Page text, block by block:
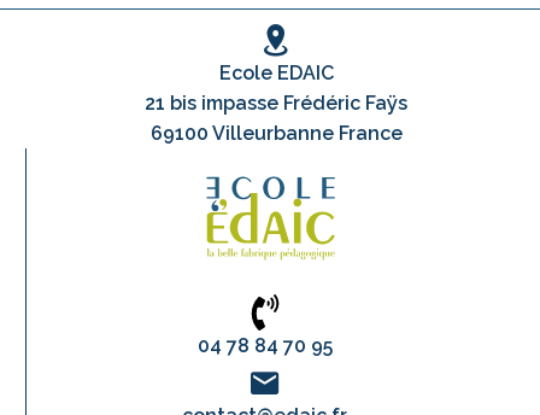
Ecole EDAIC
21 bis impasse Frédéric Faÿs
69100 Villeurbanne France
04 78 84 70 95